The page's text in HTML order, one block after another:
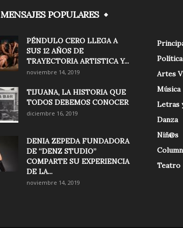
MENSAJES POPULARES
PÉNDULO CERO LLEGA A
SUS 12 AÑOS DE
TRAYECTORIA ARTISTICA Y...
noviembre 14, 2019
TIJUANA, LA HISTORIA QUE
TODOS DEBEMOS CONOCER
diciembre 16, 2019
DENIA ZEPEDA FUNDADORA
DE “DENZ STUDIO”
COMPARTE SU EXPERIENCIA
DE LA...
noviembre 14, 2019
Artes
Música
Letras
Danza
Niñ@s
Teatro